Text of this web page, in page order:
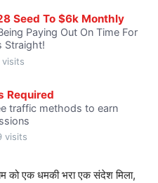
को एक धमकी भरा एक संदेश मिला,